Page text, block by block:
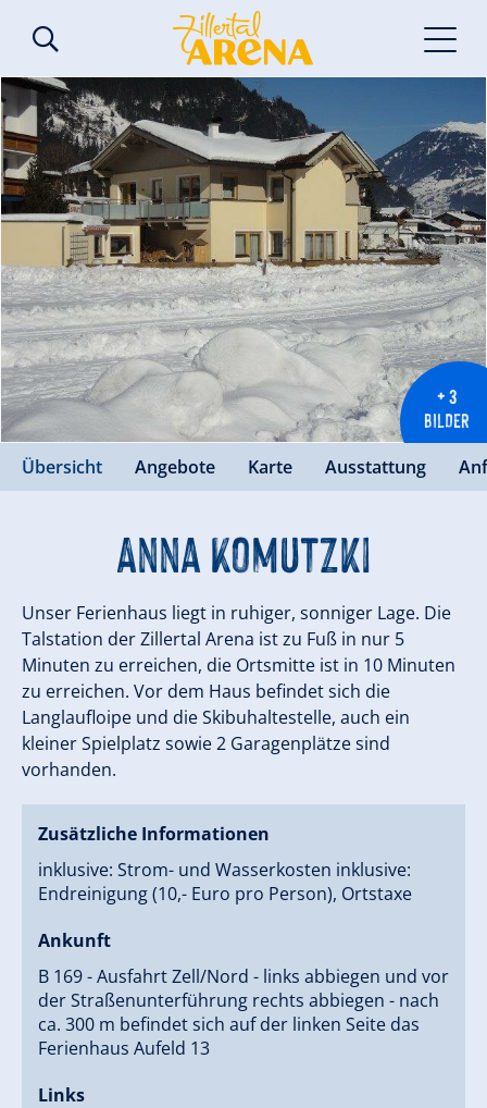
+ 3
BILDER
Übersicht Angebote Karte Ausstattung
Anna Komutzki
Unser Ferienhaus liegt in ruhiger, sonniger Lage. Die
Talstation der Zillertal Arena ist zu Fuß in nur 5
Minuten zu erreichen, die Ortsmitte ist in 10 Minuten
zu erreichen. Vor dem Haus befindet sich die
Langlaufloipe und die Skibuhaltestelle, auch ein
kleiner Spielplatz sowie 2 Garagenplätze sind
vorhanden.
Zusätzliche Informationen
inklusive: Strom- und Wasserkosten inklusive:
Endreinigung (10,- Euro pro Person), Ortstaxe
Ankunft
B 169 - Ausfahrt Zell/Nord - links abbiegen und vor
der Straßenunterführung rechts abbiegen - nach
ca. 300 m befindet sich auf der linken Seite das
Ferienhaus Aufeld 13
Links